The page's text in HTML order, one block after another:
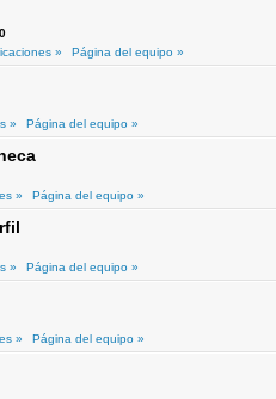
»
Página del equipo »
»
Página del equipo »
»
Página del equipo »
»
Página del equipo »
»
Página del equipo »